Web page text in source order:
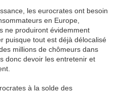
les eurocrates ont besoin
en Europe,
ne produiront évidemment
puisque tout est déjà délocalisé
millions de chômeurs dans
donc devoir les entretenir et
à la solde des